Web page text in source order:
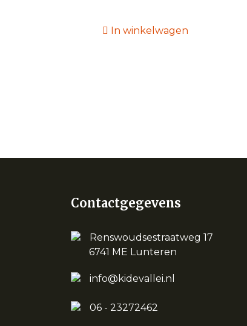
In winkelwagen
Contactgegevens
Renswoudsestraatweg 17
6741 ME Lunteren
info@kidevallei.nl
06 - 23272462